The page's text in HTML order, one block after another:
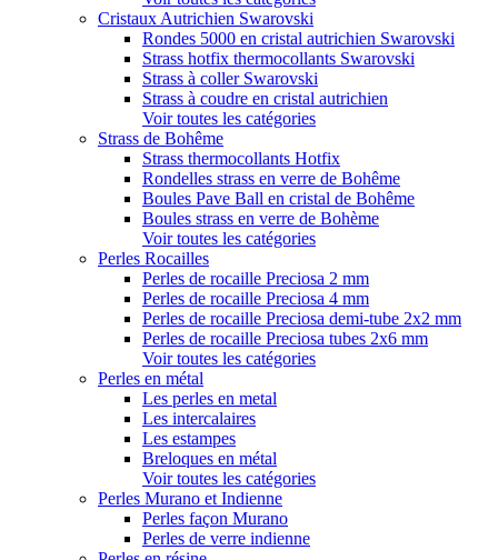
Cristaux Autrichien Swarovski
Rondes 5000 en cristal autrichien Swarovski
Strass hotfix thermocollants Swarovski
Strass à coller Swarovski
Strass à coudre en cristal autrichien
Voir toutes les catégories
Strass de Bohême
Strass thermocollants Hotfix
Rondelles strass en verre de Bohême
Boules Pave Ball en cristal de Bohême
Boules strass en verre de Bohème
Voir toutes les catégories
Perles Rocailles
Perles de rocaille Preciosa 2 mm
Perles de rocaille Preciosa 4 mm
Perles de rocaille Preciosa demi-tube 2x2 mm
Perles de rocaille Preciosa tubes 2x6 mm
Voir toutes les catégories
Perles en métal
Les perles en metal
Les intercalaires
Les estampes
Breloques en métal
Voir toutes les catégories
Perles Murano et Indienne
Perles façon Murano
Perles de verre indienne